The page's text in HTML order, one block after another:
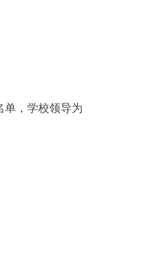
，学校领导为